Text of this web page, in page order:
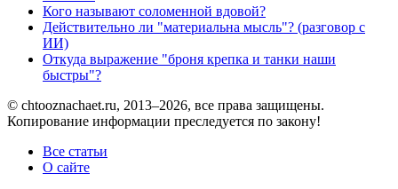
Кого называют соломенной вдовой?
Действительно ли "материальна мысль"? (разговор с
ИИ)
Откуда выражение "броня крепка и танки наши
быстры"?
© chtooznachaet.ru, 2013–2026, все права защищены.
Копирование информации преследуется по закону!
Все статьи
О сайте